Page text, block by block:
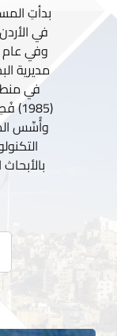
بدأتِ
مديرية
في
وأُسِّس